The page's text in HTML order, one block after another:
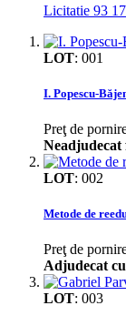
Licitatie 93
LOT: 001
I. Popescu-
Preţ de
Neadjudecat
LOT: 002
Metode de
Preţ de
Adjudecat cu
LOT: 003